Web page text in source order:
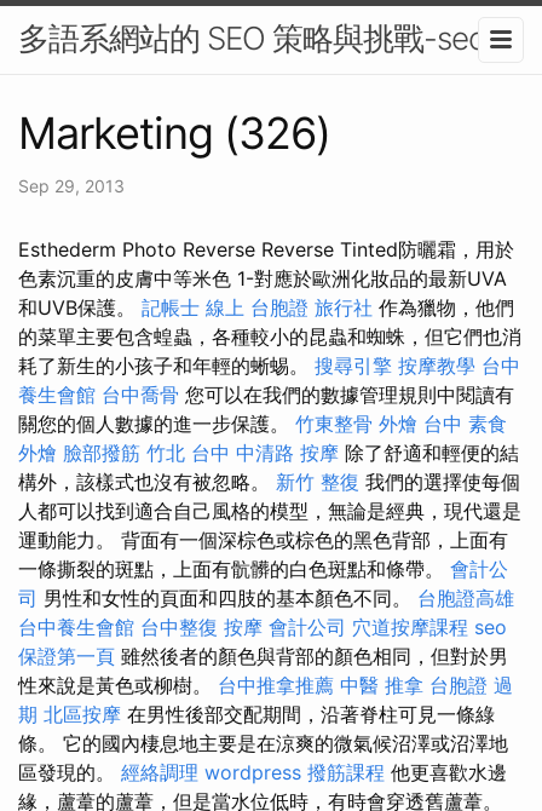
多語系網站的 SEO 策略與挑戰-seo
Marketing (326)
Sep 29, 2013
Esthederm Photo Reverse Reverse Tinted防曬霜，用於
色素沉重的皮膚中等米色 1-對應於歐洲化妝品的最新UVA
和UVB保護。 記帳士 線上 台胞證 旅行社 作為獵物，他們
的菜單主要包含蝗蟲，各種較小的昆蟲和蜘蛛，但它們也消
耗了新生的小孩子和年輕的蜥蜴。 搜尋引擎 按摩教學 台中
養生會館 台中喬骨 您可以在我們的數據管理規則中閱讀有
關您的個人數據的進一步保護。 竹東整骨 外燴 台中 素食
外燴 臉部撥筋 竹北 台中 中清路 按摩 除了舒適和輕便的結
構外，該樣式也沒有被忽略。 新竹 整復 我們的選擇使每個
人都可以找到適合自己風格的模型，無論是經典，現代還是
運動能力。 背面有一個深棕色或棕色的黑色背部，上面有
一條撕裂的斑點，上面有骯髒的白色斑點和條帶。 會計公
司 男性和女性的頁面和四肢的基本顏色不同。 台胞證高雄
台中養生會館 台中整復 按摩 會計公司 穴道按摩課程 seo
保證第一頁 雖然後者的顏色與背部的顏色相同，但對於男
性來說是黃色或柳樹。 台中推拿推薦 中醫 推拿 台胞證 過
期 北區按摩 在男性後部交配期間，沿著脊柱可見一條綠
條。 它的國內棲息地主要是在涼爽的微氣候沼澤或沼澤地
區發現的。 經絡調理 wordpress 撥筋課程 他更喜歡水邊
緣，蘆葦的蘆葦，但是當水位低時，有時會穿透舊蘆葦。